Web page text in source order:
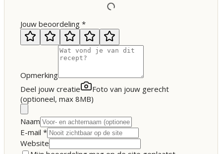
Jouw beoordeling *
Opmerking
Deel jouw creatie
Foto van jouw gerecht
(optioneel, max 8MB)
Naam
E-mail *
Website